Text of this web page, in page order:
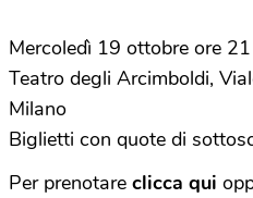
Mercoledì 19 ottobre ore 21
Teatro degli Arcimboldi,
Milano
Biglietti con quote di
Per prenotare clicca qui